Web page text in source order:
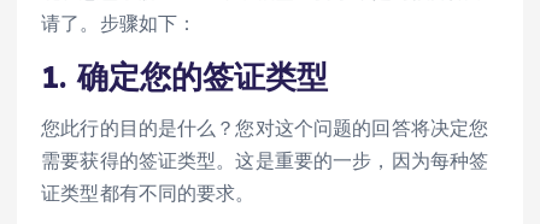
请了。步骤如下：
1. 确定您的签证类型
您此行的目的是什么？您对这个问题的回答将决定您
需要获得的签证类型。这是重要的一步，因为每种签
证类型都有不同的要求。